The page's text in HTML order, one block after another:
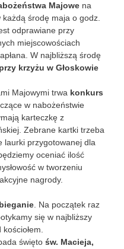
Majowe na
środę maja o godz.
odprawiane przy
miejscowościach
W najbliższą środę
przy krzyżu w Głoskowie
Majowymi trwa konkurs
w nabożeństwie
karteczkę z
Zebrane kartki trzeba
laurki przygotowanej dla
oceniać ilość
w tworzeniu
nagrody.
. Na początek raz
się w najbliższy
święto św. Macieja,